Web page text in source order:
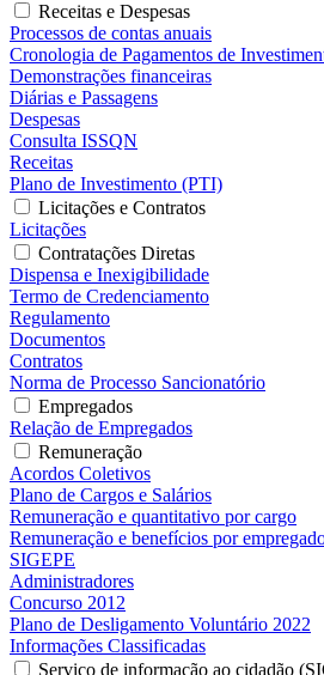
Receitas e Despesas
Processos de contas anuais
Cronologia de Pagamentos de
Demonstrações financeiras
Diárias e Passagens
Despesas
Consulta ISSQN
Receitas
Plano de Investimento (PTI)
Licitações e Contratos
Licitações
Contratações Diretas
Dispensa e Inexigibilidade
Termo de Credenciamento
Regulamento
Documentos
Contratos
Norma de Processo Sancionatório
Empregados
Relação de Empregados
Remuneração
Acordos Coletivos
Plano de Cargos e Salários
Remuneração e quantitativo por cargo
Remuneração e benefícios por
SIGEPE
Administradores
Concurso 2012
Plano de Desligamento Voluntário 2022
Informações Classificadas
Serviço de informação ao cidadão